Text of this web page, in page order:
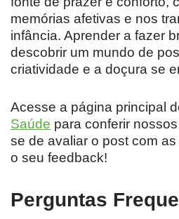
memórias afetivas e nos
infância. Aprender a fazer
descobrir um mundo de
criatividade e a doçura se
Acesse a página principal
Saúde para conferir
se de avaliar o post com
o seu feedback!
Perguntas